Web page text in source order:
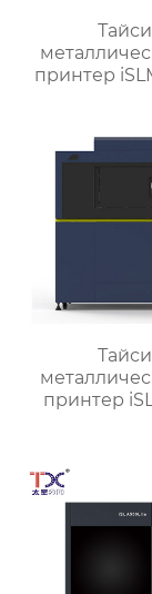
принтер
принтер